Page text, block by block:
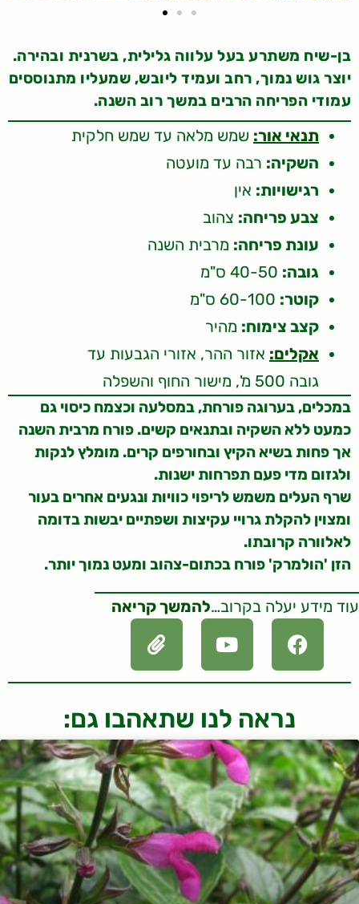
בן-שיח משתרע בעל עלווה גלילית, בשרנית ובהירה.
יוצר גוש נמוך, רחב ועמיד ליובש, שמעליו מתנוססים
עמודי הפריחה הרבים במשך רוב השנה.
תנאי אור: שמש מלאה עד שמש חלקית
השקיה: רבה עד מועטה
רגישויות: אין
צבע פריחה: צהוב
עונת פריחה: מרבית השנה
גובה:
קוטר:
קצב צימוח: מהיר
אקלים: אזור ההר, אזורי הגבעות עד
גובה 500 מ', מישור החוף והשפלה
במכלים, בערוגה פורחת, במסלעה וכצמח כיסוי גם
כמעט ללא השקיה ובתנאים קשים. פורח מרבית השנה
אך פחות בשיא הקיץ ובחורפים קרים. מומלץ לנקות
ולגזום מדי פעם תפרחות ישנות.
שרף העלים משמש לריפוי כוויות ונגעים אחרים בעור
ומצוין להקלת גרויי עקיצות ושפתיים יבשות בדומה
לאלוורה קרובתו.
הזן 'הולמרק' פורח בכתום-צהוב ומעט נמוך יותר.
עוד מידע יעלה בקרוב…להמשך קריאה
נראה לנו שתאהבו גם: